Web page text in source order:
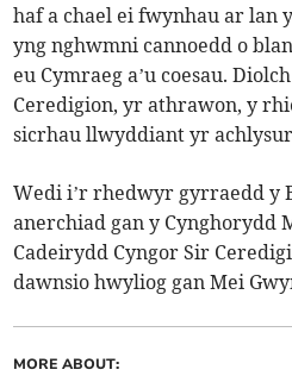
haf a chael ei fwynhau ar lan
yng nghwmni cannoedd o
eu Cymraeg a’u coesau.
Ceredigion, yr athrawon, y
sicrhau llwyddiant yr
Wedi i’r rhedwyr gyrraedd y
anerchiad gan y Cynghorydd
Cadeirydd Cyngor Sir
dawnsio hwyliog gan Mei
MORE ABOUT: